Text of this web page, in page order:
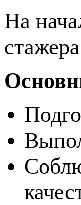
На